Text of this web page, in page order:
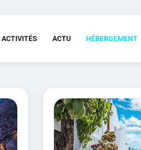
ACTIVITÉS ACTU HÉBERGEMENT